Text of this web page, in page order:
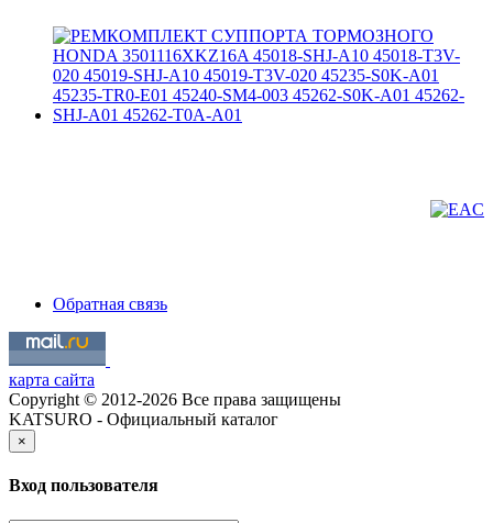
Обратная связь
карта сайта
Copyright © 2012-2026 Все права защищены
KATSURO - Официальный каталог
×
Вход пользователя